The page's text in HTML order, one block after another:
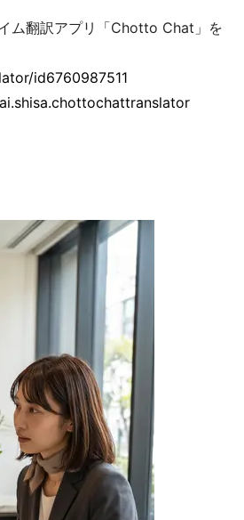
ム翻訳アプリ「Chotto Chat」を
id6760987511